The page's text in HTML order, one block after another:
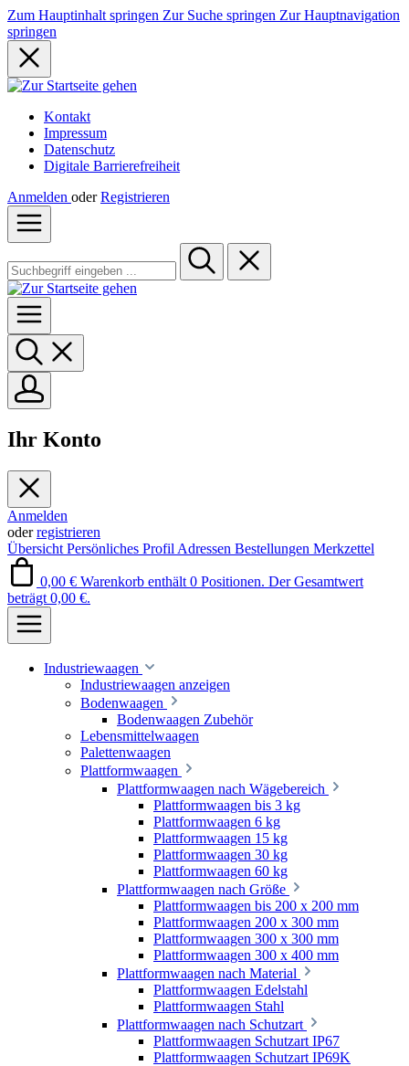
Zum Hauptinhalt springen Zur Suche springen Zur Hauptnavigation
springen
Kontakt
Impressum
Datenschutz
Digitale Barrierefreiheit
Anmelden oder Registrieren
Ihr Konto
Anmelden
oderregistrieren
Übersicht Persönliches Profil Adressen Bestellungen Merkzettel
0,00 € Warenkorb enthält 0 Positionen. Der Gesamtwert
beträgt 0,00 €.
Industriewaagen
Industriewaagen anzeigen
Bodenwaagen
Bodenwaagen Zubehör
Lebensmittelwaagen
Palettenwaagen
Plattformwaagen
Plattformwaagen nach Wägebereich
Plattformwaagen bis 3 kg
Plattformwaagen 6 kg
Plattformwaagen 15 kg
Plattformwaagen 30 kg
Plattformwaagen 60 kg
Plattformwaagen nach Größe
Plattformwaagen bis 200 x 200 mm
Plattformwaagen 200 x 300 mm
Plattformwaagen 300 x 300 mm
Plattformwaagen 300 x 400 mm
Plattformwaagen nach Material
Plattformwaagen Edelstahl
Plattformwaagen Stahl
Plattformwaagen nach Schutzart
Plattformwaagen Schutzart IP67
Plattformwaagen Schutzart IP69K